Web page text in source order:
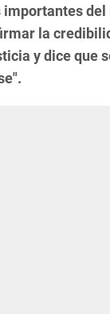
del
la
y dice que